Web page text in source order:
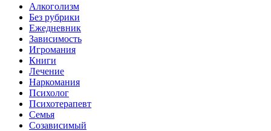
Алкоголизм
Без рубрики
Ежедневник
Зависимость
Игромания
Книги
Лечение
Наркомания
Психолог
Психотерапевт
Семья
Созависимый